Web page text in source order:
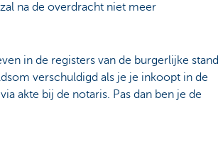
na de overdracht niet meer
in de registers van de burgerlijke stand
verschuldigd als je je inkoopt in de
akte bij de notaris. Pas dan ben je de